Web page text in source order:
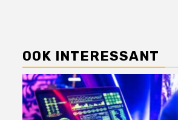
OOK INTERESSANT